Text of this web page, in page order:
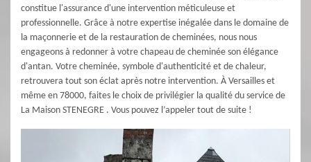
constitue l'assurance d'une intervention méticuleuse et
professionnelle. Grâce à notre expertise inégalée dans le domaine de
la maçonnerie et de la restauration de cheminées, nous nous
engageons à redonner à votre chapeau de cheminée son élégance
d'antan. Votre cheminée, symbole d'authenticité et de chaleur,
retrouvera tout son éclat après notre intervention. À Versailles et
même en 78000, faites le choix de privilégier la qualité du service de
La Maison STENEGRE . Vous pouvez l’appeler tout de suite !